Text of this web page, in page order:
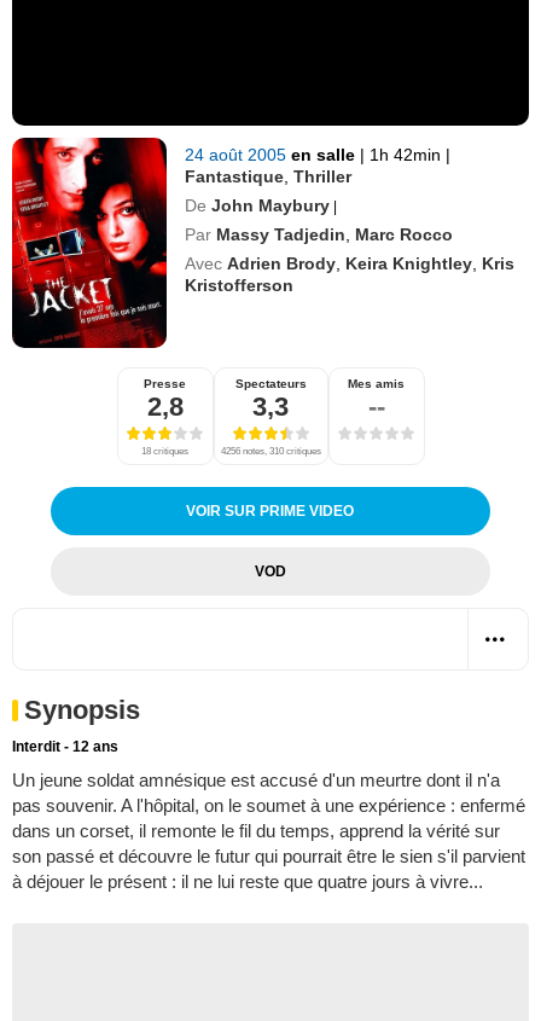
24 août 2005en salle | 1h 42min |
Fantastique ,Thriller
De John Maybury |
Par Massy Tadjedin
Marc Rocco
Avec Adrien Brody Keira Knightley Kris
Kristofferson
Presse
2,8
18 critiques
Spectateurs
3,3
4256 notes, 310 critiques
Mes amis
--
VOIR SUR PRIME VIDEO
VOD
Synopsis
Interdit - 12 ans
Un jeune soldat amnésique est accusé d'un meurtre dont il n'a
pas souvenir. A l'hôpital, on le soumet à une expérience : enfermé
dans un corset, il remonte le fil du temps, apprend la vérité sur
son passé et découvre le futur qui pourrait être le sien s'il parvient
à déjouer le présent : il ne lui reste que quatre jours à vivre...